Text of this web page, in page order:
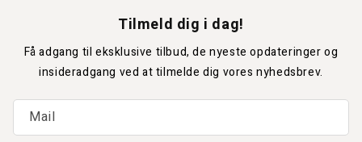
Tilmeld dig i dag!
Få adgang til eksklusive tilbud, de nyeste opdateringer og
insideradgang ved at tilmelde dig vores nyhedsbrev.
Mail